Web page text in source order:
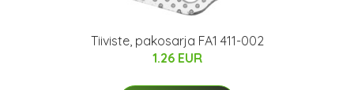
Tiiviste, pakosarja FA1 411-002
1.26 EUR